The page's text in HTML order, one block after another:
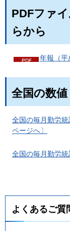
PDFファ
らから
年報（平
全国の数値
全国の毎月勤労
ページへ〕
全国の毎月勤労統
よくあるご質